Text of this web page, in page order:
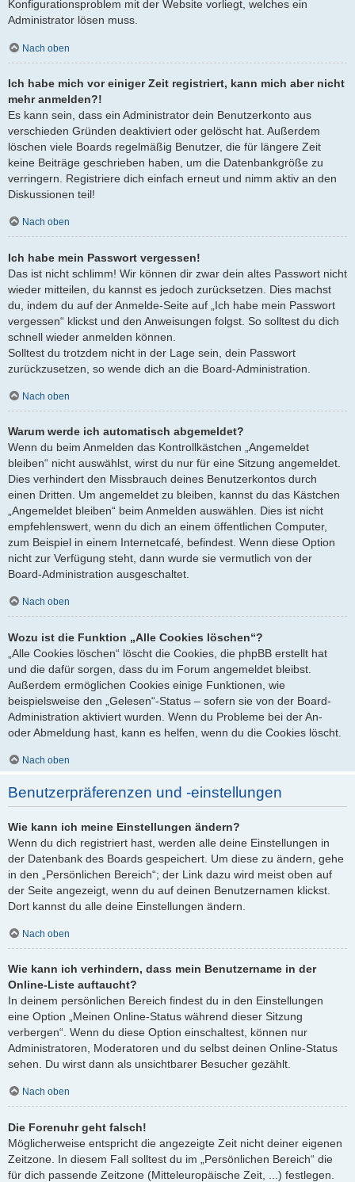
Konfigurationsproblem mit der Website vorliegt, welches ein
Administrator lösen muss.
Nach oben
Ich habe mich vor einiger Zeit registriert, kann mich aber nicht
mehr anmelden?!
Es kann sein, dass ein Administrator dein Benutzerkonto aus
verschieden Gründen deaktiviert oder gelöscht hat. Außerdem
löschen viele Boards regelmäßig Benutzer, die für längere Zeit
keine Beiträge geschrieben haben, um die Datenbankgröße zu
verringern. Registriere dich einfach erneut und nimm aktiv an den
Diskussionen teil!
Nach oben
Ich habe mein Passwort vergessen!
Das ist nicht schlimm! Wir können dir zwar dein altes Passwort nicht
wieder mitteilen, du kannst es jedoch zurücksetzen. Dies machst
du, indem du auf der Anmelde-Seite auf „Ich habe mein Passwort
vergessen“ klickst und den Anweisungen folgst. So solltest du dich
schnell wieder anmelden können.
Solltest du trotzdem nicht in der Lage sein, dein Passwort
zurückzusetzen, so wende dich an die Board-Administration.
Nach oben
Warum werde ich automatisch abgemeldet?
Wenn du beim Anmelden das Kontrollkästchen „Angemeldet
bleiben“ nicht auswählst, wirst du nur für eine Sitzung angemeldet.
Dies verhindert den Missbrauch deines Benutzerkontos durch
einen Dritten. Um angemeldet zu bleiben, kannst du das Kästchen
„Angemeldet bleiben“ beim Anmelden auswählen. Dies ist nicht
empfehlenswert, wenn du dich an einem öffentlichen Computer,
zum Beispiel in einem Internetcafé, befindest. Wenn diese Option
nicht zur Verfügung steht, dann wurde sie vermutlich von der
Board-Administration ausgeschaltet.
Nach oben
Wozu ist die Funktion „Alle Cookies löschen“?
„Alle Cookies löschen“ löscht die Cookies, die phpBB erstellt hat
und die dafür sorgen, dass du im Forum angemeldet bleibst.
Außerdem ermöglichen Cookies einige Funktionen, wie
beispielsweise den „Gelesen“-Status – sofern sie von der Board-
Administration aktiviert wurden. Wenn du Probleme bei der An-
oder Abmeldung hast, kann es helfen, wenn du die Cookies löscht.
Nach oben
Benutzerpräferenzen und -einstellungen
Wie kann ich meine Einstellungen ändern?
Wenn du dich registriert hast, werden alle deine Einstellungen in
der Datenbank des Boards gespeichert. Um diese zu ändern, gehe
in den „Persönlichen Bereich“; der Link dazu wird meist oben auf
der Seite angezeigt, wenn du auf deinen Benutzernamen klickst.
Dort kannst du alle deine Einstellungen ändern.
Nach oben
Wie kann ich verhindern, dass mein Benutzername in der
Online-Liste auftaucht?
In deinem persönlichen Bereich findest du in den Einstellungen
eine Option „Meinen Online-Status während dieser Sitzung
verbergen“. Wenn du diese Option einschaltest, können nur
Administratoren, Moderatoren und du selbst deinen Online-Status
sehen. Du wirst dann als unsichtbarer Besucher gezählt.
Nach oben
Die Forenuhr geht falsch!
Möglicherweise entspricht die angezeigte Zeit nicht deiner eigenen
Zeitzone. In diesem Fall solltest du im „Persönlichen Bereich“ die
für dich passende Zeitzone (Mitteleuropäische Zeit, ...) festlegen.